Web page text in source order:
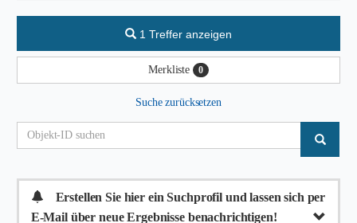
1 Treffer anzeigen
Merkliste 0
Suche zurücksetzen
Erstellen Sie hier ein Suchprofil und lassen sich per
E-Mail über neue Ergebnisse benachrichtigen!